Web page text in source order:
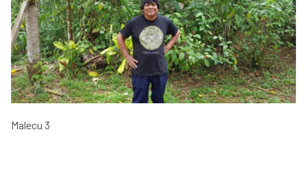
Malecu 3